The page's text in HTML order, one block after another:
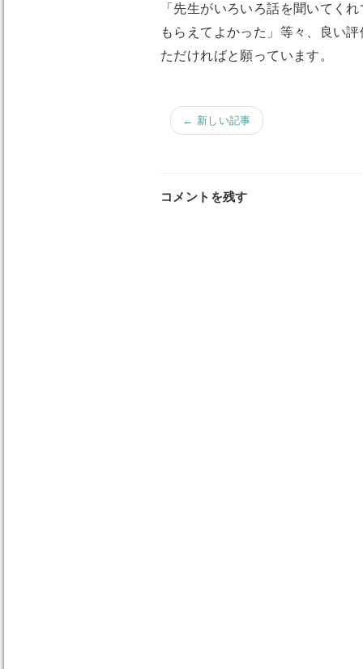
「先生がいろいろ話を聞いてく
もらえてよかった」等々、良い
ただければと願っています。
← 新しい記事
コメントを残す